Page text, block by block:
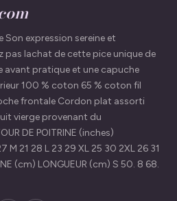
Son expression sereine et
pas lachat de cette pice unique de
avant pratique et une capuche
100 % coton 65 % coton fil
frontale Cordon plat assorti
vierge provenant du
DE POITRINE (inches)
M 21 28 L 23 29 XL 25 30 2XL 26 31
(cm) LONGUEUR (cm) S 50. 8 68.